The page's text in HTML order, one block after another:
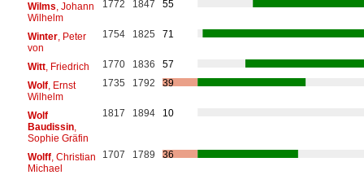
Wilms , Johann
Wilhelm
1772 1847 55
Winter, Peter
von
1754 1825 71
Witt, Friedrich 1770 1836
57
Wolf, Ernst
Wilhelm
1735 1792 39
Wolf
Baudissin,
Sophie Gräfin
1817 1894 10
Wolff, Christian
Michael
1707 1789 36